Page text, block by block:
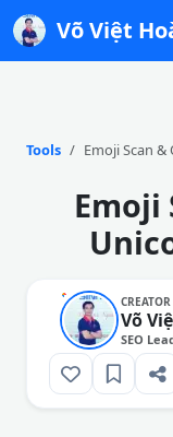
Võ Việt
Tools Emoji Scan &
Emoji
CREATOR
Võ
SEO